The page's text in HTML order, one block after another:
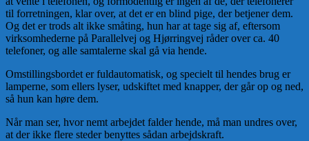
til forretningen, klar over, at det er en blind pige, der betjener dem.
Og det er trods alt ikke småting, hun har at tage sig af, eftersom
virksomhederne på Parallelvej og Hjørringvej råder over ca. 40
telefoner, og alle samtalerne skal gå via hende.
Omstillingsbordet er fuldautomatisk, og specielt til hendes brug er
lamperne, som ellers lyser, udskiftet med knapper, der går op og ned,
så hun kan høre dem.
Når man ser, hvor nemt arbejdet falder hende, må man undres over,
at der ikke flere steder benyttes sådan arbejdskraft.